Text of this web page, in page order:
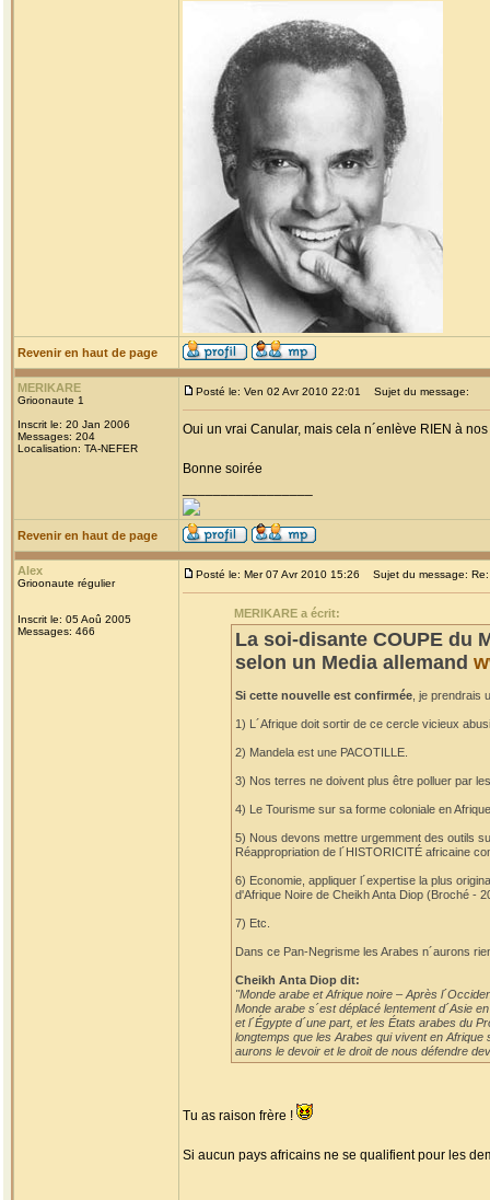
Revenir en haut de page
MERIKARE
Grioonaute 1
Inscrit le: 20 Jan 2006
Messages: 204
Localisation: TA-NEFER
Posté le: Ven 02 Avr 2010 22:01 Sujet du message:
Oui un vrai Canular, mais cela n´enlève RIEN à
Bonne soirée
Revenir en haut de page
Alex
Grioonaute régulier
Inscrit le: 05 Aoû 2005
Messages: 466
Posté le: Mer 07 Avr 2010 15:26 Sujet du message:
MERIKARE a écrit:
La soi-disante COUPE du
selon un Media allemand
Si cette nouvelle est confirmée , je
1) L´Afrique doit sortir de ce cercle vicieux
2) Mandela est une PACOTILLE.
3) Nos terres ne doivent plus être polluer par
4) Le Tourisme sur sa forme coloniale en
5) Nous devons mettre urgemment des outils
Réappropriation de l´HISTORICITÉ africaine
6) Economie, appliquer l´expertise la plus
d'Afrique Noire de Cheikh Anta Diop (Broché -
7) Etc.
Dans ce Pan-Negrisme les Arabes n´aurons
Cheikh Anta Diop dit:
"Monde arabe et Afrique noire – Après
Monde arabe s´est déplacé lentement d´Asie
et l´Égypte d´une part, et les États arabes du
longtemps que les Arabes qui vivent en
aurons le devoir et le droit de nous défendre
Tu as raison frère !
Si aucun pays africains ne se qualifient pour les